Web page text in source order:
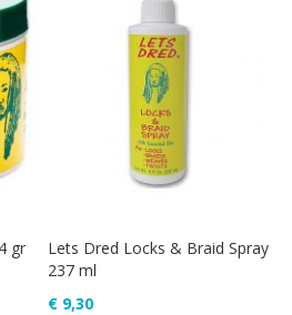
gr
Lets Dred Locks & Braid Spray
237 ml
€ 9,30